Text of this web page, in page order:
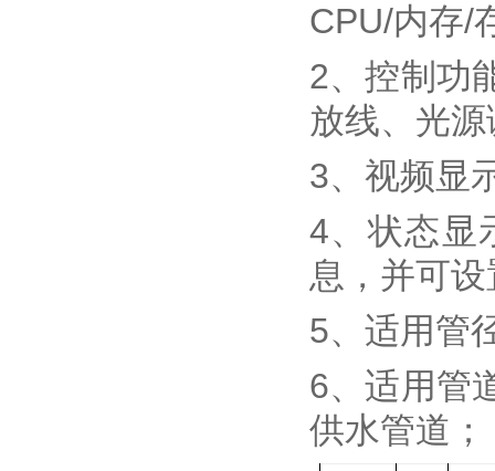
CPU/内存/
2、控制功
放线、光
3、视频显
4、状态显
息，并可
5、适用管
6、适用管
供水管道；